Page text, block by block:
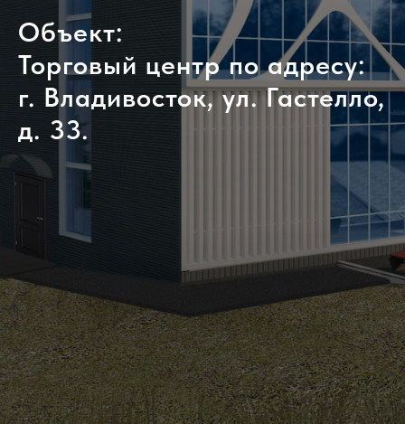
Объект:
Торговый центр по адресу:
г. Владивосток, ул. Гастелло,
д. 33.